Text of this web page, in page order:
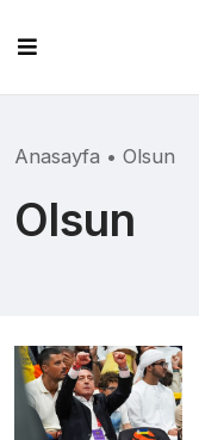
content
Anasayfa • Olsun
Olsun